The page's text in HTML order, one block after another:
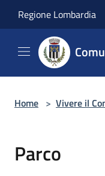
Regione Lombardia
Home > Vivere il
Parco